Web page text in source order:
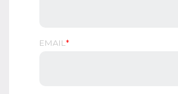
EMAIL *